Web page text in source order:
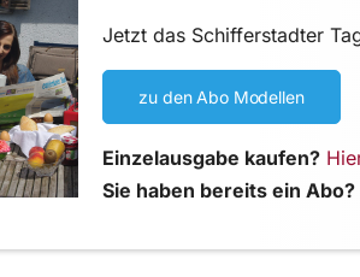
Jetzt das Schifferstadter
zu den Abo Modellen
Einzelausgabe kaufen?
Sie haben bereits ein Abo?